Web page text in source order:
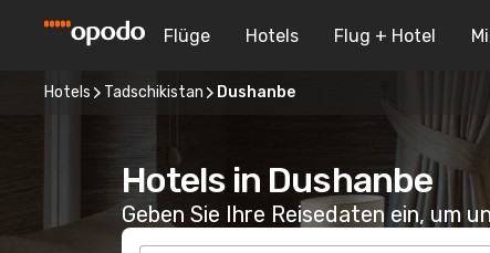
Flüge Hotels Flug + Hotel
Hotels Tadschikistan Dushanbe
Hotels in Dushanbe
Geben Sie Ihre Reisedaten ein, um